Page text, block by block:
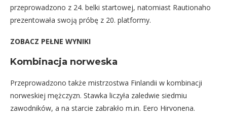
przeprowadzono z 24. belki startowej, natomiast Rautionaho
prezentowała swoją próbę z 20. platformy.
ZOBACZ PEŁNE WYNIKI
Kombinacja norweska
Przeprowadzono także mistrzostwa Finlandii w kombinacji
norweskiej mężczyzn. Stawka liczyła zaledwie siedmiu
zawodników, a na starcie zabrakło m.in. Eero Hirvonena.